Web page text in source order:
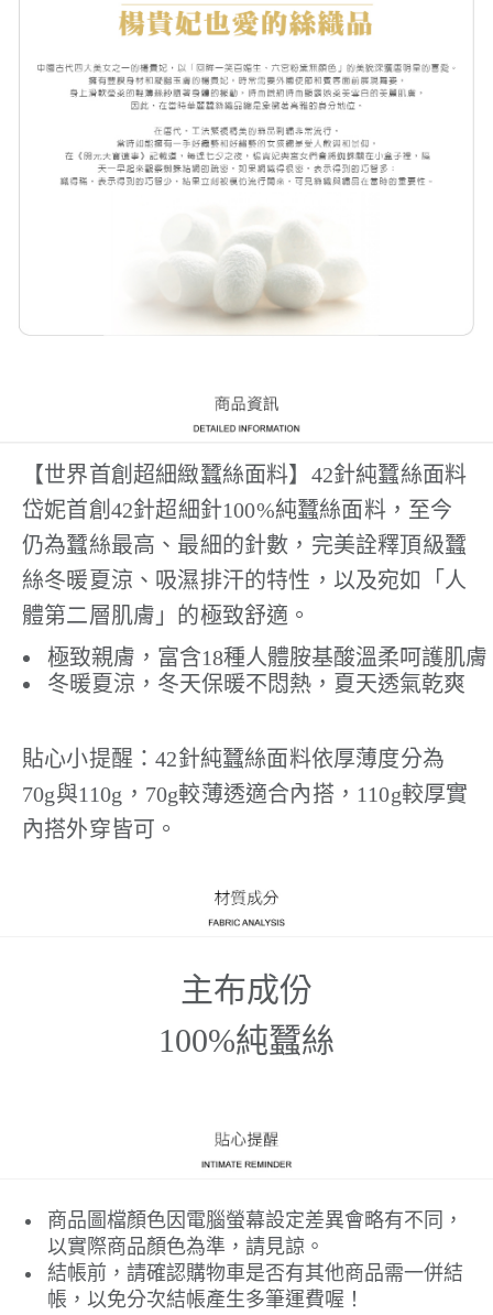
【世界首創超細緻蠶絲面料】42針純蠶絲面料
岱妮首創42針超細針100%純蠶絲面料，至今
仍為蠶絲最高、最細的針數，完美詮釋頂級蠶
絲冬暖夏涼、吸濕排汗的特性，以及宛如「人
體第二層肌膚」的極致舒適。
極致親膚，富含18種人體胺基酸溫柔呵護肌膚
冬暖夏涼，冬天保暖不悶熱，夏天透氣乾爽
貼心小提醒：42針純蠶絲面料依厚薄度分為
70g與110g，70g較薄透適合內搭，110g較厚實
內搭外穿皆可。
主布成份
100%純蠶絲
商品圖檔顏色因電腦螢幕設定差異會略有不同，
以實際商品顏色為準，請見諒。
結帳前，請確認購物車是否有其他商品需一併結
帳，以免分次結帳產生多筆運費喔！